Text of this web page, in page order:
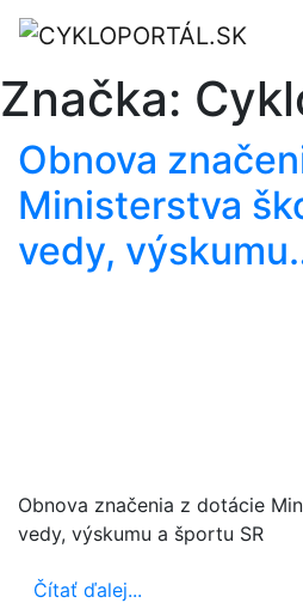
Značka:
Obnova
Ministerstva
vedy,
Obnova značenia z dotácie
vedy, výskumu a športu SR
Čítať ďalej...